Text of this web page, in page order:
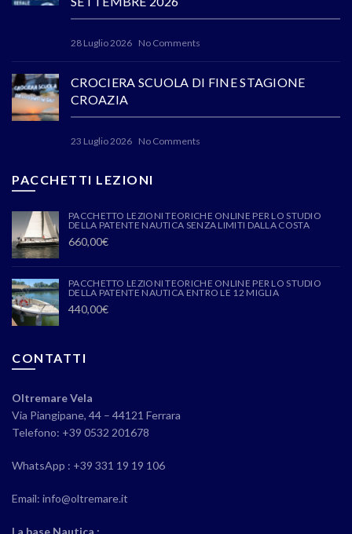
28 Luglio 2026 No Comments
CROCIERA SCUOLA DI FINE STAGIONE
CROAZIA
23 Luglio 2026 No Comments
PACCHETTI LEZIONI
PACCHETTO LEZIONI TEORICHE ONLINE PER LO STUDIO
DELLA PATENTE NAUTICA SENZA LIMITI DALLA COSTA
660,00€
PACCHETTO LEZIONI TEORICHE ONLINE PER LO STUDIO
DELLA PATENTE NAUTICA ENTRO LE 12 MIGLIA
440,00€
CONTATTI
Oltremare Vela
Via Piangipane, 44 – 44121 Ferrara
Telefono: +39 0532 201678
WhatsApp : +39 331 19 19 106
Email: info@oltremare.it
La base Nautica :